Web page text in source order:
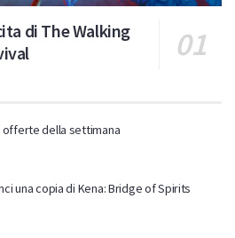
di The Walking
offerte della settimana
una copia di Kena: Bridge of Spirits